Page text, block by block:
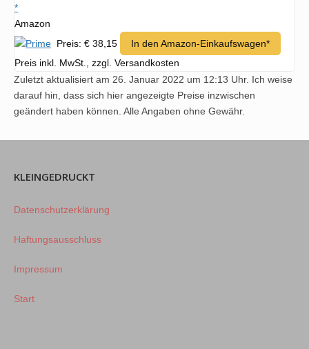
*
Amazon
Preis: € 38,15
In den Amazon-Einkaufswagen*
Preis inkl. MwSt., zzgl. Versandkosten
Zuletzt aktualisiert am 26. Januar 2022 um 12:13 Uhr. Ich weise
darauf hin, dass sich hier angezeigte Preise inzwischen
geändert haben können. Alle Angaben ohne Gewähr.
KLEINGEDRUCKT
Datenschutzerklärung
Haftungsausschluss
Impressum
Start